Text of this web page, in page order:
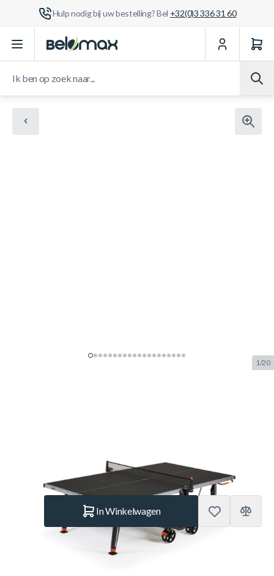
Hulp nodig bij uw bestelling? Bel +32(0)3 336 31 60
Ga naar de inhoud
1/20
Op voorraad
In Winkelwagen